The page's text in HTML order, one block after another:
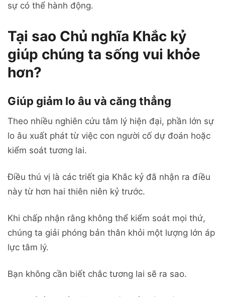
sự có thể hành động.
Tại sao Chủ nghĩa Khắc kỷ
giúp chúng ta sống vui khỏe
hơn?
Giúp giảm lo âu và căng thẳng
Theo nhiều nghiên cứu tâm lý hiện đại, phần lớn sự
lo âu xuất phát từ việc con người cố dự đoán hoặc
kiểm soát tương lai.
Điều thú vị là các triết gia Khắc kỷ đã nhận ra điều
này từ hơn hai thiên niên kỷ trước.
Khi chấp nhận rằng không thể kiểm soát mọi thứ,
chúng ta giải phóng bản thân khỏi một lượng lớn áp
lực tâm lý.
Bạn không cần biết chắc tương lai sẽ ra sao.